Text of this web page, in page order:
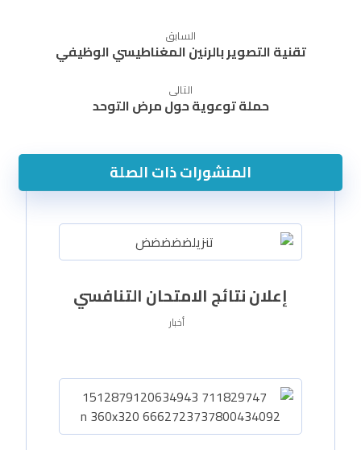
السابق
تقنية التصوير بالرنين المغناطيسي الوظيفي
التالى
حملة توعوية حول مرض التوحد
المنشورات ذات الصلة
إعلان نتائج الامتحان التنافسي
أخبار